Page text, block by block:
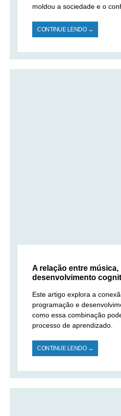
moldou a sociedade e o
CONTINUE LENDO →
A relação entre
desenvolvimento
Este artigo explora a
programação e
como essa combinação
processo de aprendizado.
CONTINUE LENDO →